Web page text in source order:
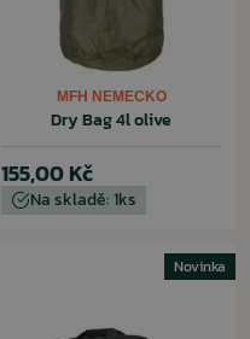
MFH NEMECKO
Dry Bag 4l olive
155,00 Kč
Na skladě: 1ks
Novinka